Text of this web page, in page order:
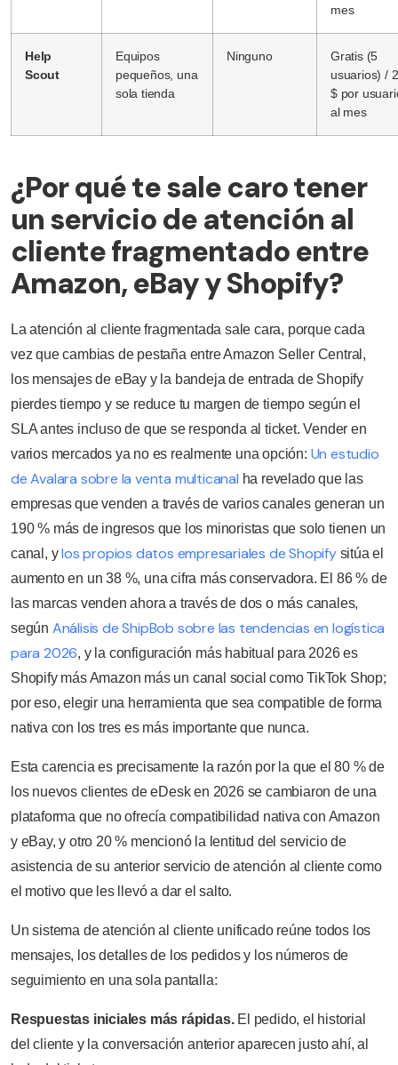
mes
Help
Scout
Equipos
pequeños, una
sola tienda
Ninguno
Gratis (5
usuarios) /
$ por
al mes
¿Por qué te sale caro tener
un servicio de atención al
cliente fragmentado entre
Amazon, eBay y Shopify?
La atención al cliente fragmentada sale cara, porque cada
vez que cambias de pestaña entre Amazon Seller Central,
los mensajes de eBay y la bandeja de entrada de Shopify
pierdes tiempo y se reduce tu margen de tiempo según el
SLA antes incluso de que se responda al ticket. Vender en
varios mercados ya no es realmente una opción: Un estudio
de Avalara sobre la venta multicanal ha revelado que las
empresas que venden a través de varios canales generan un
190 % más de ingresos que los minoristas que solo tienen un
canal, ylos propios datos empresariales de Shopifysitúa el
aumento en un 38 %, una cifra más conservadora. El 86 % de
las marcas venden ahora a través de dos o más canales,
según Análisis de ShipBob sobre las tendencias en logística
para 2026, y la configuración más habitual para 2026 es
Shopify más Amazon más un canal social como TikTok Shop;
por eso, elegir una herramienta que sea compatible de forma
nativa con los tres es más importante que nunca.
Esta carencia es precisamente la razón por la que el 80 % de
los nuevos clientes de eDesk en 2026 se cambiaron de una
plataforma que no ofrecía compatibilidad nativa con Amazon
y eBay, y otro 20 % mencionó la lentitud del servicio de
asistencia de su anterior servicio de atención al cliente como
el motivo que les llevó a dar el salto.
Un sistema de atención al cliente unificado reúne todos los
mensajes, los detalles de los pedidos y los números de
seguimiento en una sola pantalla:
Respuestas iniciales más rápidas. El pedido, el historial
del cliente y la conversación anterior aparecen justo ahí, al